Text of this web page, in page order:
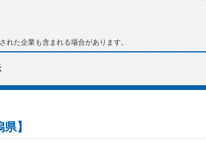
た企業も含まれる場合があります。
】